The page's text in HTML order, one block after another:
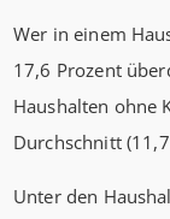
Wer in einem
17,6 Prozent
Haushalten ohne
Durchschnitt (11,7
Unter den